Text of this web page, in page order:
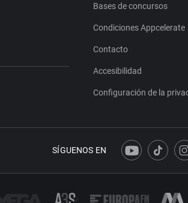
Bases de concursos
Condiciones Appcelerate
Contacto
Accesibilidad
Configuración de la
SÍGUENOS EN